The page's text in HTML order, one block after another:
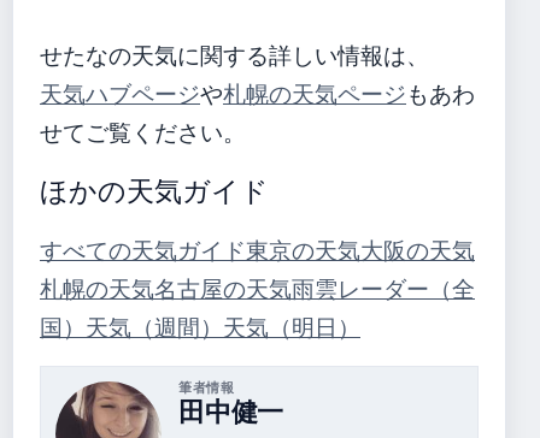
せたなの天気に関する詳しい情報は、
天気ハブページや札幌の天気ページもあわ
せてご覧ください。
ほかの天気ガイド
すべての天気ガイド東京の天気大阪の天気
札幌の天気名古屋の天気雨雲レーダー（全
国） 天気（週間） 天気（明日）
筆者情報
田中健一